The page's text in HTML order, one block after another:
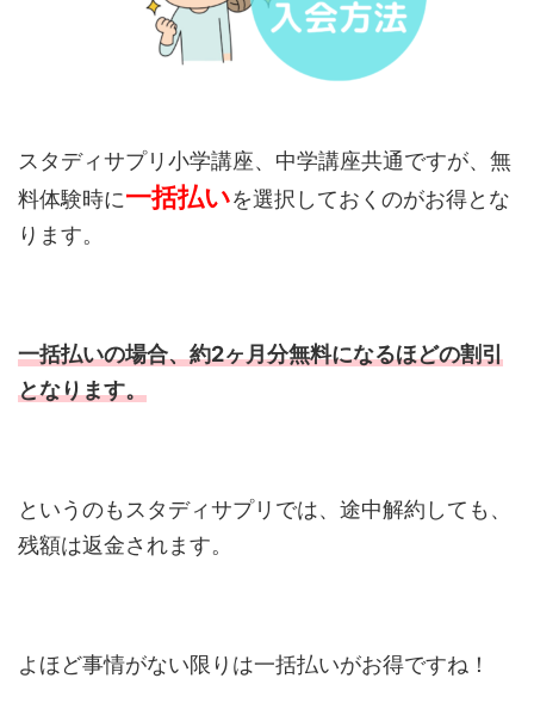
スタディサプリ小学講座、中学講座共通ですが、無
料体験時に一括払いを選択しておくのがお得とな
ります。
一括払いの場合、約2ヶ月分無料になるほどの割引
となります。
というのもスタディサプリでは、途中解約しても、
残額は返金されます。
よほど事情がない限りは一括払いがお得ですね！